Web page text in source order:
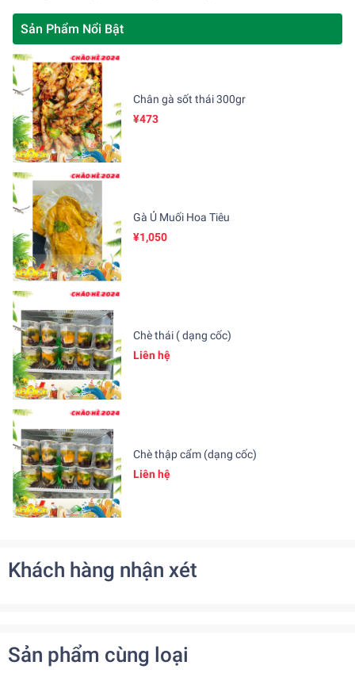
Sản Phẩm Nổi Bật
Chân gà sốt thái 300gr
¥473
Gà Ủ Muối Hoa Tiêu
¥1,050
Chè thái ( dạng cốc)
Liên hệ
Chè thập cẩm (dạng cốc)
Liên hệ
Khách hàng nhận xét
Sản phẩm cùng loại